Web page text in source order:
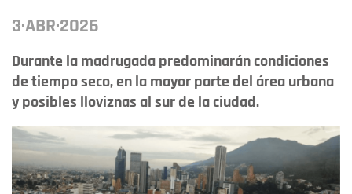
3·ABR·2026
Durante la madrugada predominarán condiciones
de tiempo seco, en la mayor parte del área urbana
y posibles lloviznas al sur de la ciudad.